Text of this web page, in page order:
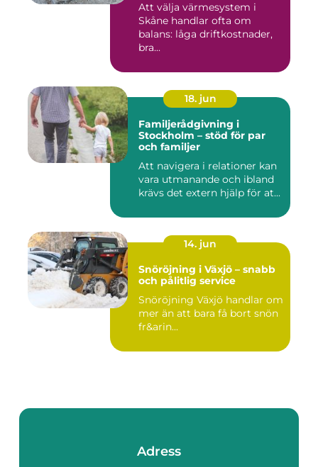
Att välja värmesystem i
Skåne handlar ofta om
balans: låga driftkostnader,
bra...
18. jun
Familjerådgivning i
Stockholm – stöd för par
och familjer
Att navigera i relationer kan
vara utmanande och ibland
krävs det extern hjälp för at...
14. jun
Snöröjning i Växjö – snabb
och pålitlig service
Snöröjning Växjö handlar om
mer än att bara få bort snön
fr&arin...
Adress